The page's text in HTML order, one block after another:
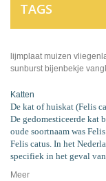
TAGS
lijmplaatmuizen
sunburst bijenbekje
Katten
De kat of huiskat (Felis
De gedomesticeerde kat
oude soortnaam was
Felis catus. In het
specifiek in het geval
Meer